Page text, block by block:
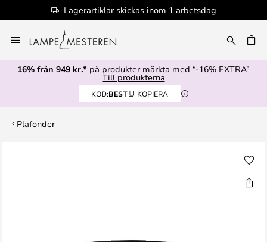
Lagerartiklar skickas inom 1 arbetsdag
till
innehållet
16% från 949 kr.* på produkter märkta med “-16% EXTRA”
Till produkterna
KOD:BEST KOPIERA
Plafonder